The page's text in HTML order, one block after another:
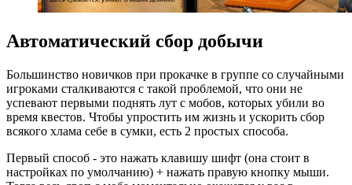
Автоматический сбор добычи
Большинство новичков при прокачке в группе со случайными
игроками сталкиваются с такой проблемой, что они не
успевают первыми поднять лут с мобов, которых убили во
время квестов. Чтобы упростить им жизнь и ускорить сбор
всякого хлама себе в сумки, есть 2 простых способа.
Первый способ - это нажать клавишу шифт (она стоит в
настройках по умолчанию) + нажать правую кнопку мыши.